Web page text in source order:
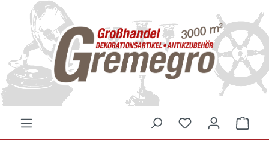
springen